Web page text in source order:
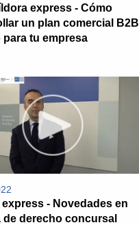
express - Cómo
un plan comercial B2B
tu empresa
express - Novedades en
de derecho concursal